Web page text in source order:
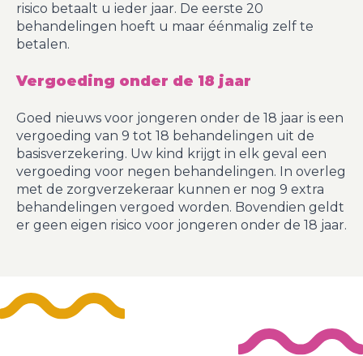
risico betaalt u ieder jaar. De eerste 20
behandelingen hoeft u maar éénmalig zelf te
betalen.
Vergoeding onder de 18 jaar
Goed nieuws voor jongeren onder de 18 jaar is een
vergoeding van 9 tot 18 behandelingen uit de
basisverzekering. Uw kind krijgt in elk geval een
vergoeding voor negen behandelingen. In overleg
met de zorgverzekeraar kunnen er nog 9 extra
behandelingen vergoed worden. Bovendien geldt
er geen eigen risico voor jongeren onder de 18 jaar.